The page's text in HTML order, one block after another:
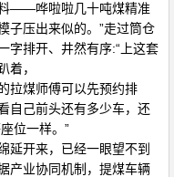
——哗啦啦几十吨煤精准
子压出来似的。”走过筒仓
字排开、井然有序:“上这套
着，
拉煤师傅可以先预约排
自己前头还有多少车，还
位一样。”
延开来，已经一眼望不到
产业协同机制，提煤车辆